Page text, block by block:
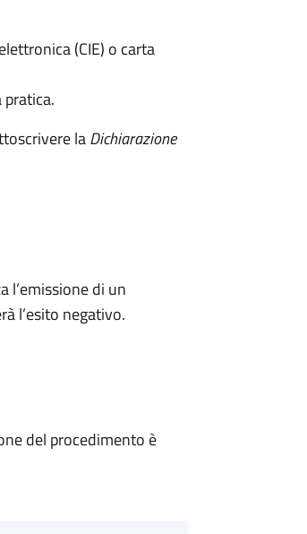
(CIE) o carta
laDichiarazione
l’emissione di un
l’esito negativo.
del procedimento è